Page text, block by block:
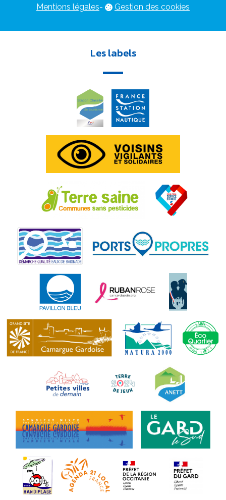
Mentions légales- Gestion des cookies
Les labels